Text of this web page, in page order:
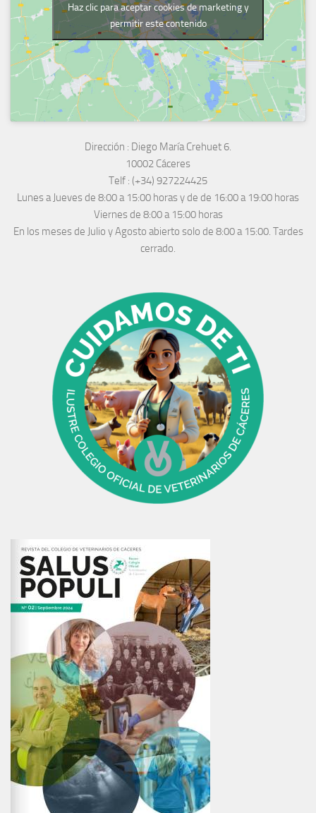
Haz clic para aceptar cookies de marketing y
permitir este contenido
Dirección : Diego María Crehuet 6.
10002 Cáceres
Telf : (+34) 927224425
Lunes a Jueves de 8:00 a 15:00 horas y de de 16:00 a 19:00 horas
Viernes de 8:00 a 15:00 horas
En los meses de Julio y Agosto abierto solo de 8:00 a 15:00. Tardes
cerrado.